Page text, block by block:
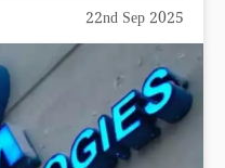
22nd Sep 2025